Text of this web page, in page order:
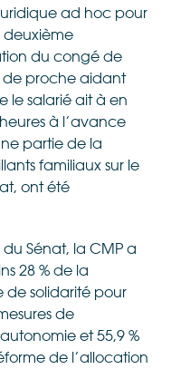
ad hoc pour
deuxième
du congé de
de proche aidant
le salarié ait à en
à l’avance
partie de la
familiaux sur le
ont été
Sénat, la CMP a
28 % de la
solidarité pour
de
et 55,9 %
de l’allocation